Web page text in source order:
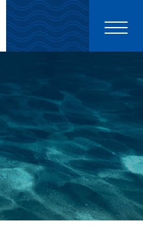
Toggle